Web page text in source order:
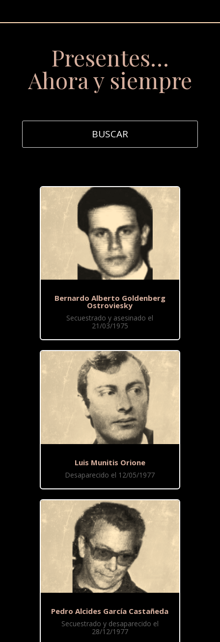
Presentes…
Ahora y siempre
Bernardo Alberto Goldenberg
Ostroviesky
Secuestrado y asesinado el
21/03/1975
Luis Munitis Orione
Desaparecido el 12/05/1977
Pedro Alcides García Castañeda
Secuestrado y desaparecido el
28/12/1977